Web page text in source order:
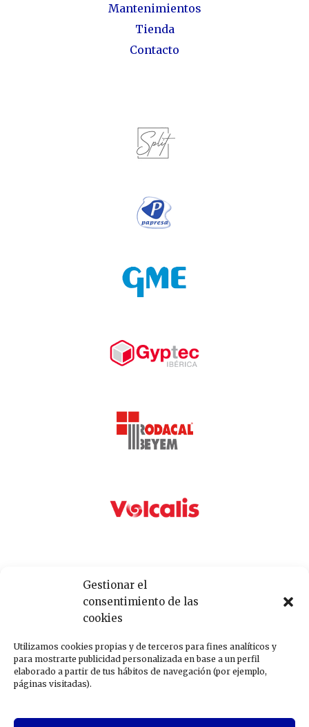
Gestionar el
consentimiento de las
cookies
Utilizamos cookies propias y de terceros para fines analíticos y
para mostrarte publicidad personalizada en base a un perfil
elaborado a partir de tus hábitos de navegación (por ejemplo,
páginas visitadas).
Mantenimientos
Tienda
Contacto